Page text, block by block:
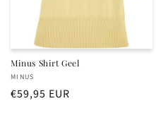
Minus Shirt Geel
Verkoper:
MINUS
Normale
€59,95 EUR